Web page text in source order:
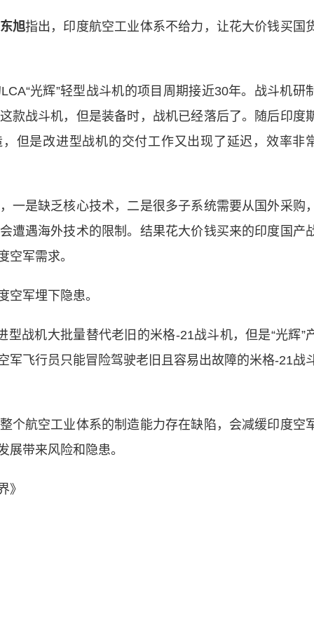
旭指出，印度航空工业体系不给力，让花大价钱买国
光辉”轻型战斗机的项目周期接近30年。战斗机研
款战斗机，但是装备时，战机已经落后了。随后印度
但是改进型战机的交付工作又出现了延迟，效率非
缺乏核心技术，二是很多子系统需要从国外采购，
遭遇海外技术的限制。结果花大价钱买来的印度国产
空军需求。
军埋下隐患。
机大批量替代老旧的米格-21战斗机，但是“光辉”
军飞行员只能冒险驾驶老旧且容易出故障的米格-21战
航空工业体系的制造能力存在缺陷，会减缓印度空
展带来风险和隐患。
》